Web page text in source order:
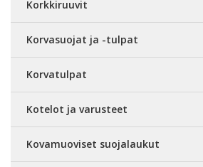
Korkkiruuvit
Korvasuojat ja -tulpat
Korvatulpat
Kotelot ja varusteet
Kovamuoviset suojalaukut